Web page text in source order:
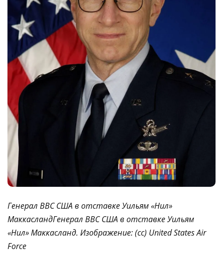
Генерал ВВС США в отставке Уильям «Нил»
МаккасландГенерал ВВС США в отставке Уильям
«Нил» Маккасланд. Изображение: (сс) United States Air
Force